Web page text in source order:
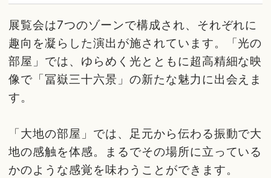
展覧会は7つのゾーンで構成され、それぞれに
趣向を凝らした演出が施されています。「光の
部屋」では、ゆらめく光とともに超高精細な映
像で「冨嶽三十六景」の新たな魅力に出会えま
す。
「大地の部屋」では、足元から伝わる振動で大
地の感触を体感。まるでその場所に立っている
かのような感覚を味わうことができます。